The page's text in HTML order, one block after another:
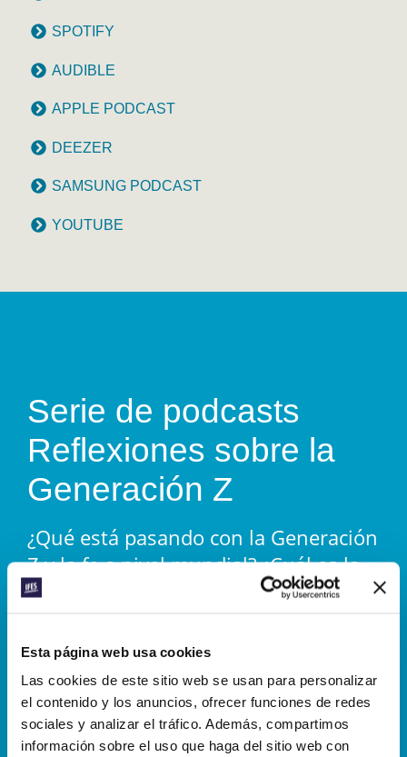
Esta página web usa cookies
Las cookies de este sitio web se usan para personalizar
el contenido y los anuncios, ofrecer funciones de redes
sociales y analizar el tráfico. Además, compartimos
información sobre el uso que haga del sitio web con
SPOTIFY
AUDIBLE
APPLE PODCAST
DEEZER
SAMSUNG PODCAST
YOUTUBE
Serie de podcasts
Reflexiones sobre la
Generación Z
¿Qué está pasando con la Generación
Z y la fe a nivel mundial? ¿Cuál es la
mejor manera de servir a esta nueva
conversaciones globales acerca del
ministerio entre los estudiantes
universitarios de hoy en día en la
miniserie de podcastsReflexiones